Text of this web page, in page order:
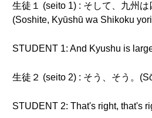
生徒１ (seito 1) : そして、九州は
(Soshite, Kyūshū wa Shikoku
STUDENT 1: And Kyushu is
生徒２ (seito 2) : そう、そう。
STUDENT 2: That's right, that's